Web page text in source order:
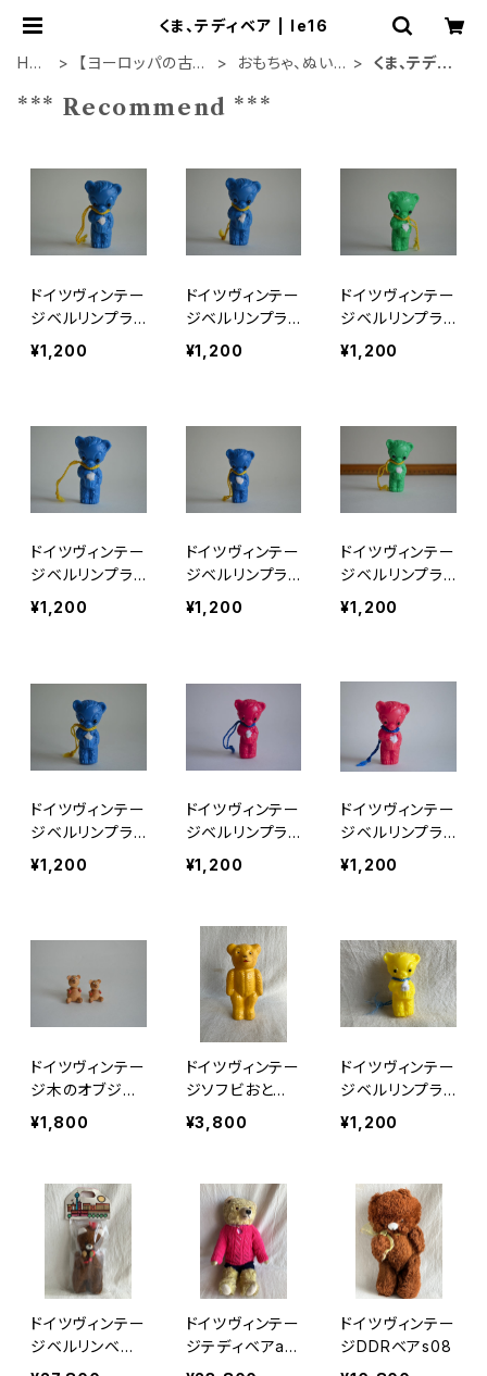
くま、テディベア | le16
HO
【ヨーロッパの古い
おもちゃ、ぬいぐ
くま、テディ
*** Recommend ***
ドイツヴィンテー
ジベルリンプラ
ベア青204
¥1,200
ドイツヴィンテー
ジベルリンプラ
ベア青24
¥1,200
ドイツヴィンテー
ジベルリンプラ
ベア緑112
¥1,200
ドイツヴィンテー
ジベルリンプラ
ベア青29
¥1,200
ドイツヴィンテー
ジベルリンプラ
ベア青76
¥1,200
ドイツヴィンテー
ジベルリンプラ
ベア緑176
¥1,200
ドイツヴィンテー
ジベルリンプラ
ベア青215
¥1,200
ドイツヴィンテー
ジベルリンプラ
ベア赤A5
¥1,200
ドイツヴィンテー
ジベルリンプラ
ベア赤C2
¥1,200
ドイツヴィンテー
ジ木のオブジェ
「クマのおやこ」
¥1,800
ドイツヴィンテー
ジソフビおとぼ
けくま
¥3,800
ドイツヴィンテー
ジベルリンプラ
ベア181
¥1,200
ドイツヴィンテー
ジベルリンベア
袋入り
ドイツヴィンテー
ジテディベアa0
16
ドイツヴィンテー
ジDDRベアs08